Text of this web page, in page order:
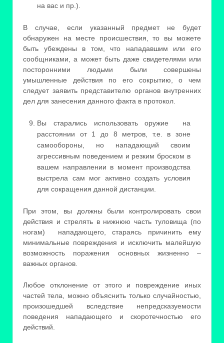
на вас и пр.).
В случае, если указанный предмет не будет
обнаружен на месте происшествия, то вы можете
быть убеждены в том, что нападавшим или его
сообщниками, а может быть даже свидетелями или
посторонними людьми были совершены
умышленные действия по его сокрытию, о чем
следует заявить представителю органов внутренних
дел для занесения данного факта в протокол.
Вы старались использовать оружие на
расстоянии от 1 до 8 метров, т.е. в зоне
самообороны, но нападающий своим
агрессивным поведением и резким броском в
вашем направлении в момент производства
выстрела сам мог активно создать условия
для сокращения данной дистанции.
При этом, вы должны были контролировать свои
действия и стрелять в нижнюю часть туловища (по
ногам) нападающего, стараясь причинить ему
минимальные повреждения и исключить малейшую
возможность поражения основных жизненно –
важных органов.
Любое отклонение от этого и повреждение иных
частей тела, можно объяснить только случайностью,
произошедшей вследствие непредсказуемости
поведения нападающего и скоротечностью его
действий.